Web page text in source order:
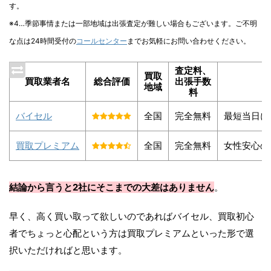
す。
※4…季節事情または一部地域は出張査定が難しい場合もございます。ご不明
な点は24時間受付のコールセンター までお気軽にお問い合わせください。
買取業者名 総合評価
買取
地域
査定料、
出張手数
料
バイセル 全国 完全無料 最短当日
買取プレミアム 全国 完全無料 女性安心
結論から言うと2社にそこまでの大差はありません。
早く、高く買い取って欲しいのであればバイセル、買取初心
者でちょっと心配という方は買取プレミアムといった形で選
択いただければと思います。